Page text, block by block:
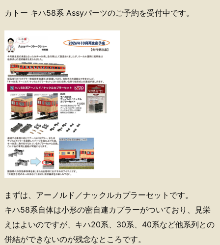
カトー キハ58系 Assyパーツのご予約を受付中です。
まずは、アーノルド／ナックルカプラーセットです。
キハ58系自体は小形の密自連カプラーがついており、見栄
えはよいのですが、キハ20系、30系、40系など他系列との
併結ができないのが残念なところです。